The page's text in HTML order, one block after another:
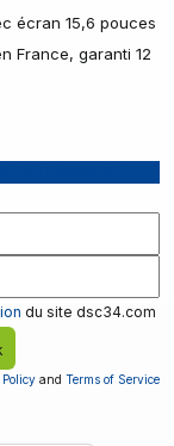
écran 15,6 pouces
France, garanti 12
du site dsc34.com
and Terms of Service